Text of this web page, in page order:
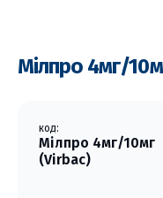
Мілпро 4мг/
код:
Мілпро 4мг/10мг
(Virbac)